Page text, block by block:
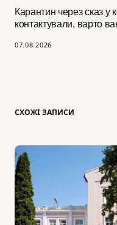
Карантин через сказ у
контактували, варто
07.08.2026
СХОЖІ ЗАПИСИ